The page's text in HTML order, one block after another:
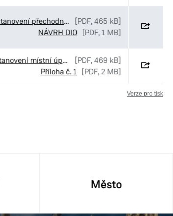
vv oop stanovení přechodné úpravy TIS-CR Gabčíka Kubiše
[PDF, 465 kB]
NÁVRH DIO [PDF, 1 MB]
Návrh stanovení místní úpravy provozu v ulici Na Ležánkách v Pardubicích
[PDF, 469 kB]
Příloha č. 1 [PDF, 2 MB]
Verze pro tisk
Město